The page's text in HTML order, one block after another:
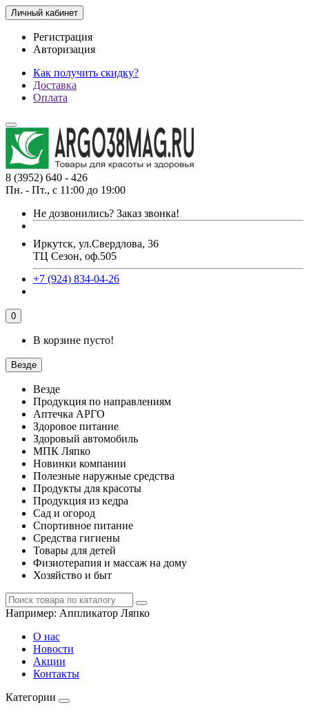
Личный кабинет
Регистрация
Авторизация
Как получить скидку?
Доставка
Оплата
8 (3952) 640 - 426
Пн. - Пт., с 11:00 до 19:00
Не дозвонились? Заказ звонка!
Иркутск, ул.Свердлова, 36
ТЦ Сезон, оф.505
+7 (924) 834-04-26
0
В корзине пусто!
Везде
Везде
Продукция по направлениям
Аптечка АРГО
Здоровое питание
Здоровый автомобиль
МПК Ляпко
Новинки компании
Полезные наружные средства
Продукты для красоты
Продукция из кедра
Сад и огород
Спортивное питание
Средства гигиены
Товары для детей
Физиотерапия и массаж на дому
Хозяйство и быт
Например: Аппликатор Ляпко
О нас
Новости
Акции
Контакты
Категории